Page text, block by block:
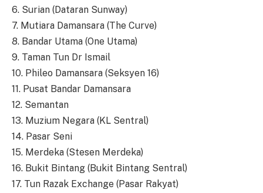
6. Surian (Dataran Sunway)
7. Mutiara Damansara (The Curve)
8. Bandar Utama (One Utama)
9. Taman Tun Dr Ismail
10. Phileo Damansara (Seksyen 16)
11. Pusat Bandar Damansara
12. Semantan
13. Muzium Negara (KL Sentral)
14. Pasar Seni
15. Merdeka (Stesen Merdeka)
16. Bukit Bintang (Bukit Bintang Sentral)
17. Tun Razak Exchange (Pasar Rakyat)